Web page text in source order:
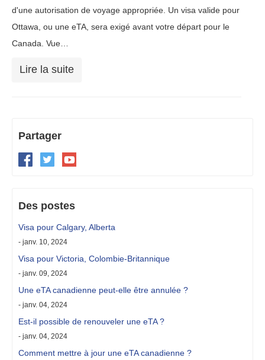
d'une autorisation de voyage appropriée. Un visa valide pour
Ottawa, ou une eTA, sera exigé avant votre départ pour le
Canada. Vue…
Lire la suite
Partager
Des postes
Visa pour Calgary, Alberta
- janv. 10, 2024
Visa pour Victoria, Colombie-Britannique
- janv. 09, 2024
Une eTA canadienne peut-elle être annulée ?
- janv. 04, 2024
Est-il possible de renouveler une eTA ?
- janv. 04, 2024
Comment mettre à jour une eTA canadienne ?